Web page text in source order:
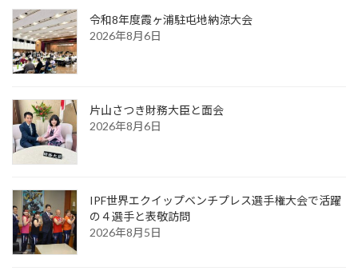
令和8年度霞ヶ浦駐屯地納涼大会
2026年8月6日
片山さつき財務大臣と面会
2026年8月6日
IPF世界エクイップベンチプレス選手権大会で活躍
の４選手と表敬訪問
2026年8月5日